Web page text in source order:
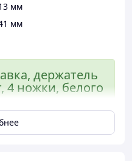
мм
мм
держатель
4 ножки, белого
зонты будут
даже при